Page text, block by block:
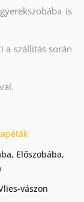
is
a szállítás során
, Előszobába,
vászon